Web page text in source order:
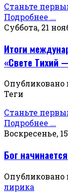
Станьте
Подробнее ...
Суббота, 21
Итоги
«Свете Тихий
Опубликовано
Теги
Станьте
Подробнее ...
Воскресенье,
Бог
Опубликовано
лирика